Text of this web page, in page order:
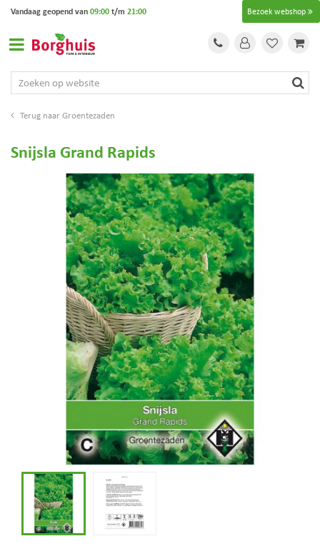
Groentezaden
Bezoek webshop
Vandaag geopend van09:00t/m 21:00
Snijsla Grand Rapids